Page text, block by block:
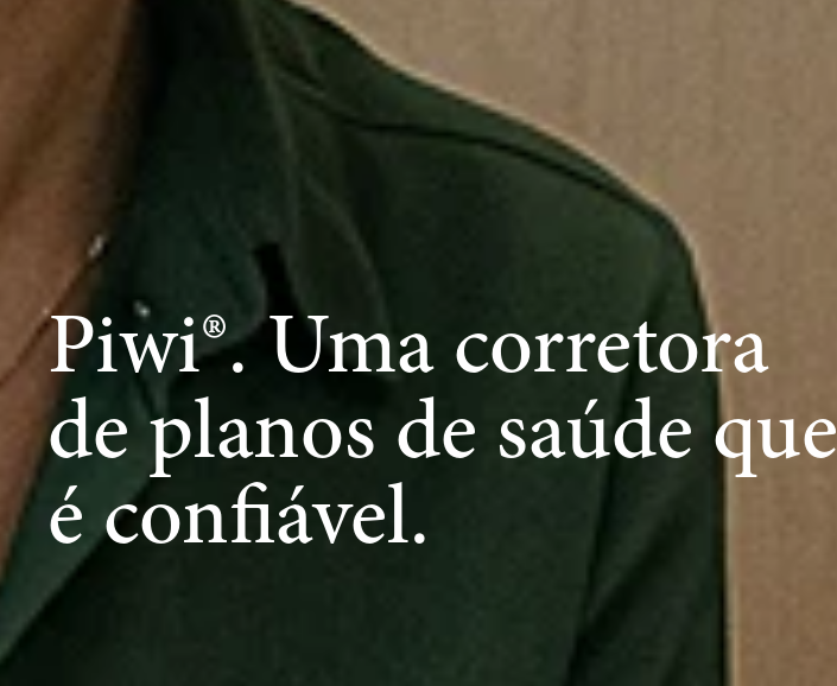
Piwi®. Uma corretora
de planos de saúde que
é confiável.